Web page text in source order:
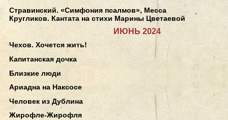
Стравинский. «Симфония псалмов», Месса
Кругликов. Кантата на стихи Марины Цветаевой
ИЮНЬ 2024
Чехов. Хочется жить!
Капитанская дочка
Близкие люди
Ариадна на Наксосе
Человек из Дублина
Жирофле-Жирофля